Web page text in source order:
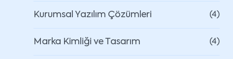
Kurumsal Yazılım Çözümleri (4)
Marka Kimliği ve Tasarım (4)